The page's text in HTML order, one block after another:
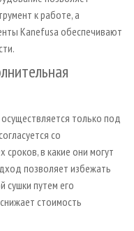
к работе, а
Kanefusa обеспечивают
только под
со
в какие они могут
позволяет избежать
сушки путем его
стоимость